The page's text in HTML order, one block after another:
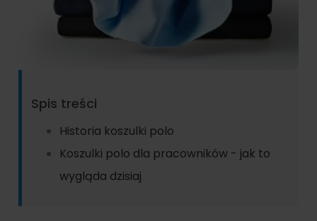
Spis treści
Historia koszulki polo
Koszulki polo dla pracowników - jak to
wygląda dzisiaj